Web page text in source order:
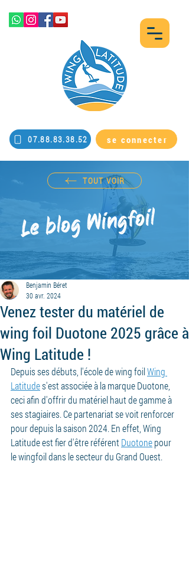
07.88.83.38.52 se connecter
TOUT VOIR
Le blog Wingfoil
Venez tester du matériel de
wing foil Duotone 2025 grâce à
Wing Latitude !
Benjamin Béret
30 avr. 2024
Depuis ses débuts, l'école de wing foil Wing
Latitude s'est associée à la marque Duotone,
ceci afin d'offrir du matériel haut de gamme à
ses stagiaires. Ce partenariat se voit renforcer
pour depuis la saison 2024. En effet, Wing
Latitude est fier d'être référent Duotone pour
le wingfoil dans le secteur du Grand Ouest.